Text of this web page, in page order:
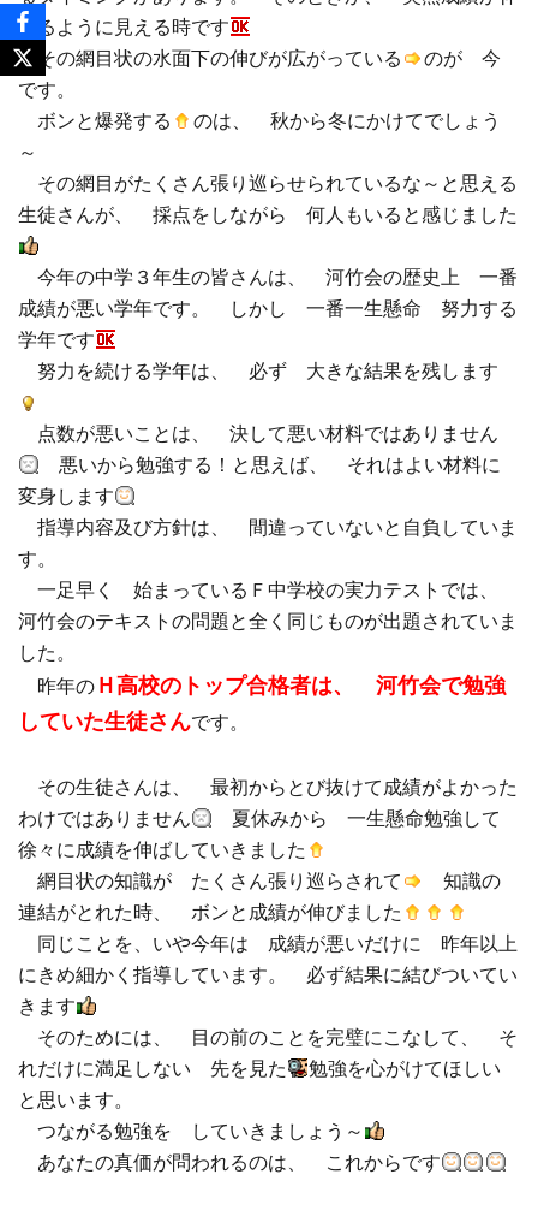
びるように見える時です
その網目状の水面下の伸びが広がっている
のが 今
です。
ボンと爆発する
のは、 秋から冬にかけてでしょう
～
その網目がたくさん張り巡らせられているな～と思える
生徒さんが、 採点をしながら 何人もいると感じました
今年の中学３年生の皆さんは、 河竹会の歴史上 一番
成績が悪い学年です。 しかし 一番一生懸命 努力する
学年です
努力を続ける学年は、 必ず 大きな結果を残します
点数が悪いことは、 決して悪い材料ではありません
悪いから勉強する！と思えば、 それはよい材料に
変身します
指導内容及び方針は、 間違っていないと自負していま
す。
一足早く 始まっているＦ中学校の実力テストでは、
河竹会のテキストの問題と全く同じものが出題されていま
した。
昨年の Ｈ高校のトップ合格者は、 河竹会で勉強
していた生徒さんです。
その生徒さんは、 最初からとび抜けて成績がよかった
わけではありません
夏休みから 一生懸命勉強して
徐々に成績を伸ばしていきました
網目状の知識が たくさん張り巡らされて
知識の
連結がとれた時、 ボンと成績が伸びました
同じことを、いや今年は 成績が悪いだけに 昨年以上
にきめ細かく指導しています。 必ず結果に結びついてい
きます
そのためには、 目の前のことを完璧にこなして、 そ
れだけに満足しない 先を見た
勉強を心がけてほしい
と思います。
つながる勉強を していきましょう～
あなたの真価が問われるのは、 これからです